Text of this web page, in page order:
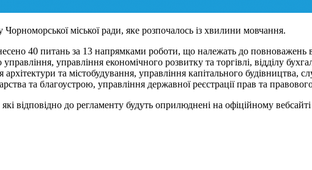
Чорноморської міської ради, яке розпочалось із хвилини мовчання.
40 питань за 13 напрямками роботи, що належать до повноважень
управління економічного розвитку та торгівлі, відділу
архітектури та містобудування, управління капітального будівництва,
та благоустрою, управління державної реєстрації прав та
відповідно до регламенту будуть оприлюднені на офіційному